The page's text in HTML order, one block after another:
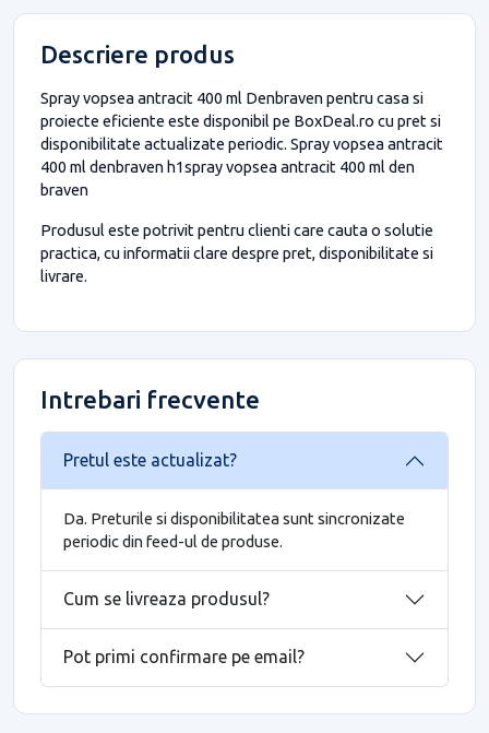
Descriere produs
Spray vopsea antracit 400 ml Denbraven pentru casa si
proiecte eficiente este disponibil pe BoxDeal.ro cu pret si
disponibilitate actualizate periodic. Spray vopsea antracit
400 ml denbraven h1spray vopsea antracit 400 ml den
braven
Produsul este potrivit pentru clienti care cauta o solutie
practica, cu informatii clare despre pret, disponibilitate si
livrare.
Intrebari frecvente
Pretul este actualizat?
Da. Preturile si disponibilitatea sunt sincronizate
periodic din feed-ul de produse.
Cum se livreaza produsul?
Pot primi confirmare pe email?